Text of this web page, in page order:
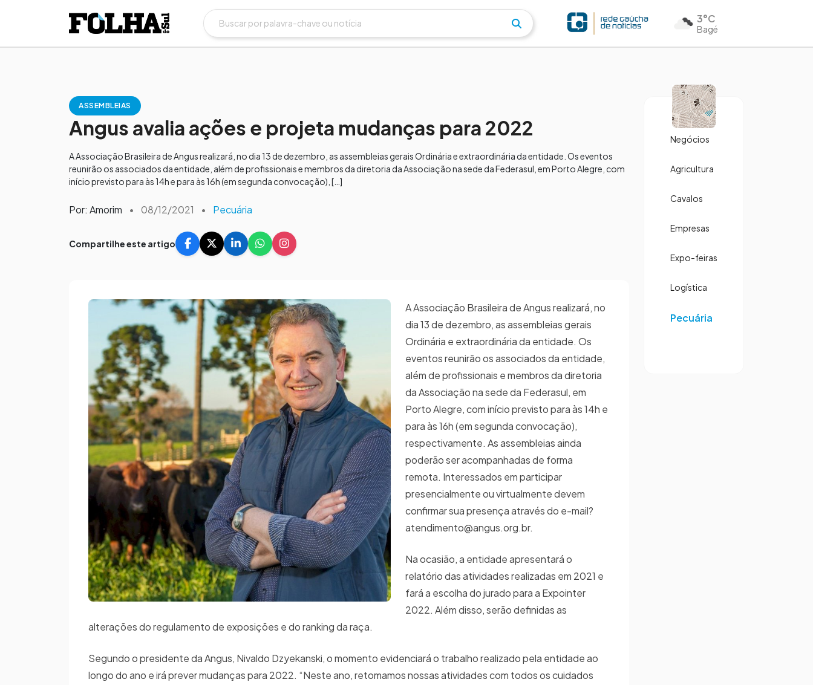
3°C
Bagé
ASSEMBLEIAS
Angus avalia ações e projeta mudanças para 2022
A Associação Brasileira de Angus realizará, no dia 13 de dezembro, as assembleias gerais Ordinária e extraordinária da entidade. Os eventos
reunirão os associados da entidade, além de profissionais e membros da diretoria da Associação na sede da Federasul, em Porto Alegre, com
início previsto para às 14h e para às 16h (em segunda convocação), […]
Por: Amorim • 08/12/2021 • Pecuária
Compartilhe este artigo
A Associação Brasileira de Angus realizará, no
dia 13 de dezembro, as assembleias gerais
Ordinária e extraordinária da entidade. Os
eventos reunirão os associados da entidade,
além de profissionais e membros da diretoria
da Associação na sede da Federasul, em
Porto Alegre, com início previsto para às 14h e
para às 16h (em segunda convocação),
respectivamente. As assembleias ainda
poderão ser acompanhadas de forma
remota. Interessados em participar
presencialmente ou virtualmente devem
confirmar sua presença através do e-mail?
atendimento@angus.org.br.
Na ocasião, a entidade apresentará o
relatório das atividades realizadas em 2021 e
fará a escolha do jurado para a Expointer
2022. Além disso, serão definidas as
alterações do regulamento de exposições e do ranking da raça.
Segundo o presidente da Angus, Nivaldo Dzyekanski, o momento evidenciará o trabalho realizado pela entidade ao
longo do ano e irá prever mudanças para 2022. “Neste ano, retomamos nossas atividades com todos os cuidados
Negócios
Agricultura
Cavalos
Empresas
Expo-feiras
Logística
Pecuária